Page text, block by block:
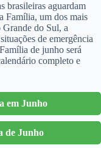
brasileiras aguardam
Família, um dos mais
do Sul, a
de emergência
de junho será
completo e
em Junho
de Junho